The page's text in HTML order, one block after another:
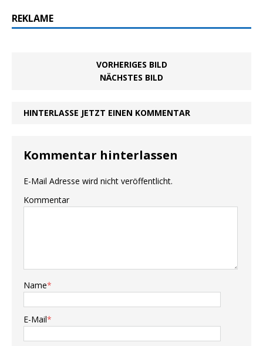
REKLAME
VORHERIGES BILD
NÄCHSTES BILD
HINTERLASSE JETZT EINEN KOMMENTAR
Kommentar hinterlassen
E-Mail Adresse wird nicht veröffentlicht.
Kommentar
Name*
E-Mail*